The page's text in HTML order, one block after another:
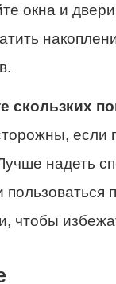
окна и
скользких
если
надеть
пользоваться
чтобы